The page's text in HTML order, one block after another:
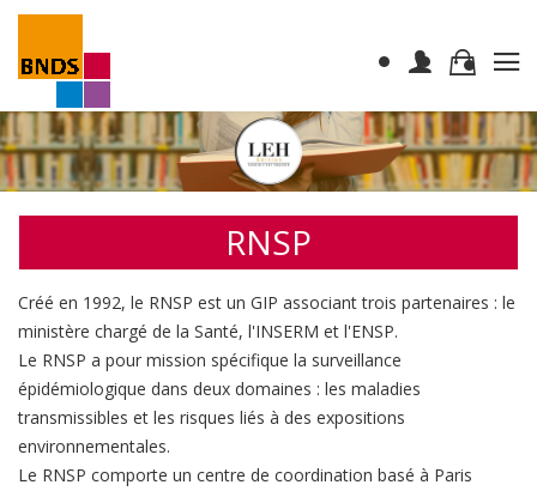
RNSP
Créé en 1992, le RNSP est un GIP associant trois partenaires : le
ministère chargé de la Santé, l'INSERM et l'ENSP.
Le RNSP a pour mission spécifique la surveillance
épidémiologique dans deux domaines : les maladies
transmissibles et les risques liés à des expositions
environnementales.
Le RNSP comporte un centre de coordination basé à Paris